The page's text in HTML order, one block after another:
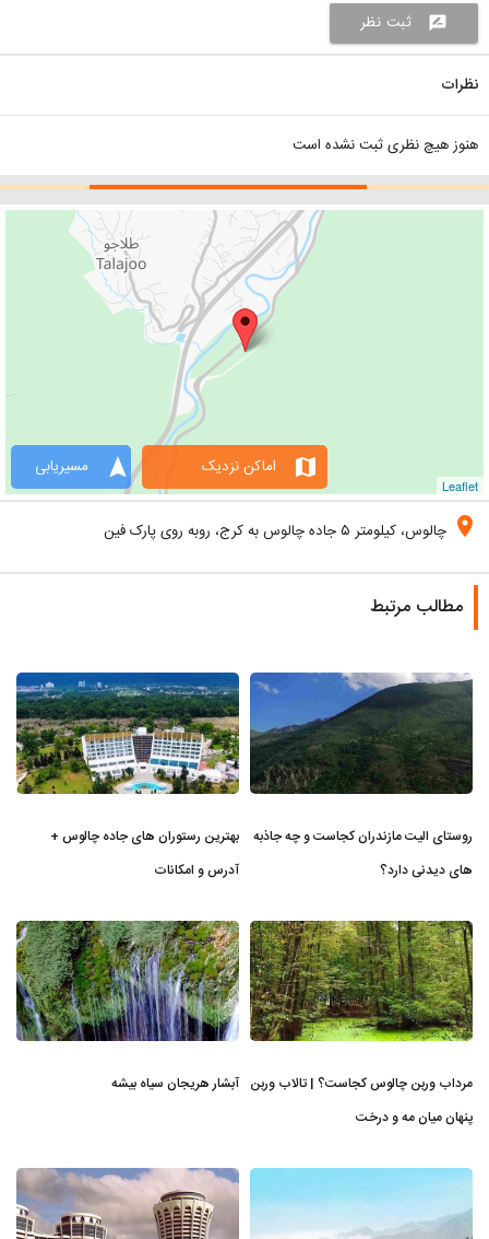
rate_review ثبت نظر
نظرات
هنوز هیچ نظری ثبت نشده است
Leaflet
navigation مسیریابی map اماکن نزدیک
location_on چالوس، کیلومتر ۵ جاده چالوس به کرج، روبه روی پارک فین
مطالب مرتبط
روستای الیت مازندران کجاست و چه جاذبه
های دیدنی دارد؟
بهترین رستوران های جاده چالوس +
آدرس و امکانات
مرداب وربن چالوس کجاست؟ | تالاب وربن
پنهان میان مه و درخت
آبشار هریجان سیاه بیشه